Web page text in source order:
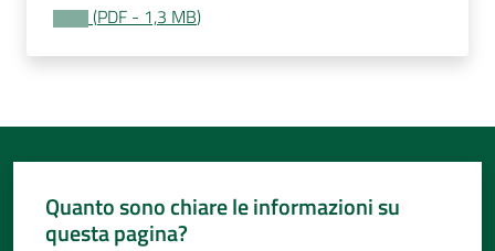
i
cittadini
Menu selezionato
(PDF - 1,3 MB)
Quanto sono chiare le informazioni su
questa pagina?